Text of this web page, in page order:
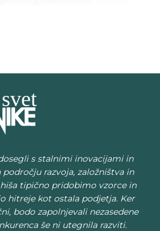
s stalnimi inovacijami in
razvoja, založništva in
tipično pridobimo vzorce in
hitreje kot ostala podjetja. Ker
bodo zapolnjevali nezasedene
še ni utegnila razviti.